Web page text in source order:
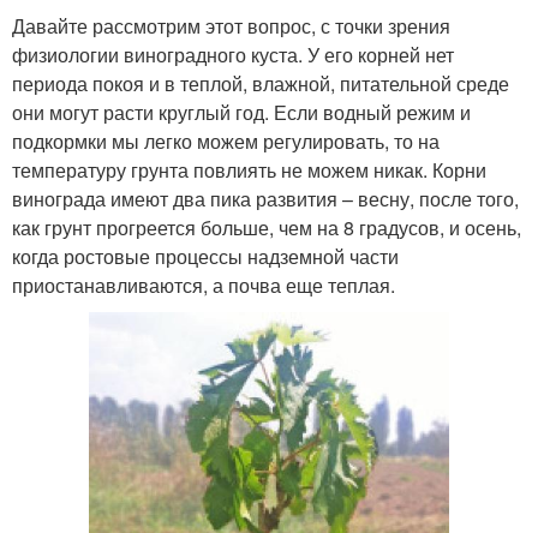
Давайте рассмотрим этот вопрос, с точки зрения
физиологии виноградного куста. У его корней нет
периода покоя и в теплой, влажной, питательной среде
они могут расти круглый год. Если водный режим и
подкормки мы легко можем регулировать, то на
температуру грунта повлиять не можем никак. Корни
винограда имеют два пика развития – весну, после того,
как грунт прогреется больше, чем на 8 градусов, и осень,
когда ростовые процессы надземной части
приостанавливаются, а почва еще теплая.